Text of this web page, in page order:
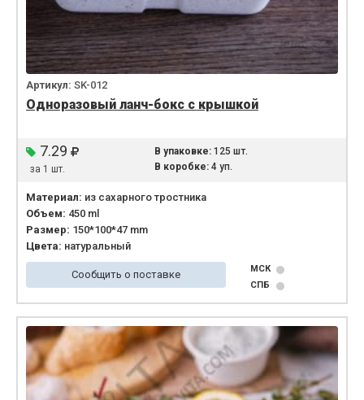
Артикул: SK-012
Одноразовый ланч-бокс с крышкой
7.29
за 1 шт.
В упаковке:125 шт.
В коробке:4 уп.
Материал: из сахарного тростника
Объем: 450 ml
Размер: 150*100*47 mm
Цвета: натуральный
Сообщить о поставке
МСК
СПБ